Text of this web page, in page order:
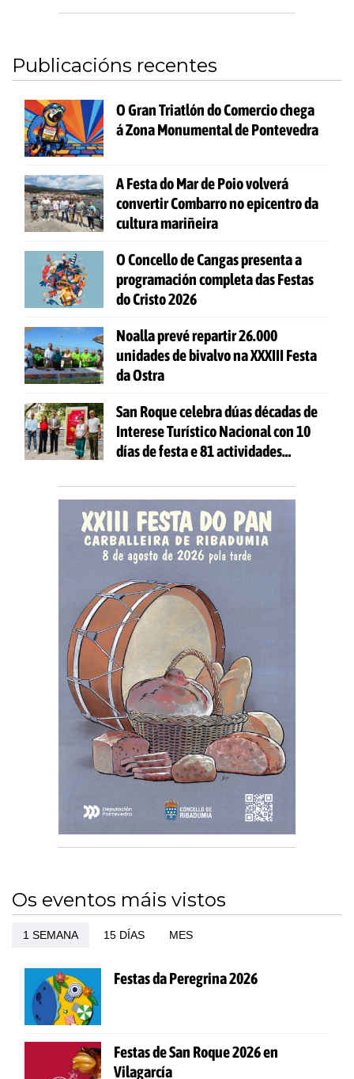
Publicacións recentes
O Gran Triatlón do Comercio chega
á Zona Monumental de Pontevedra
A Festa do Mar de Poio volverá
convertir Combarro no epicentro da
cultura mariñeira
O Concello de Cangas presenta a
programación completa das Festas
do Cristo 2026
Noalla prevé repartir 26.000
unidades de bivalvo na XXXIII Festa
da Ostra
San Roque celebra dúas décadas de
Interese Turístico Nacional con 10
días de festa e 81 actividades
Os eventos máis vistos
1 SEMANA 15 DÍAS MES
Festas da Peregrina 2026
Festas de San Roque 2026 en
Vilagarcía